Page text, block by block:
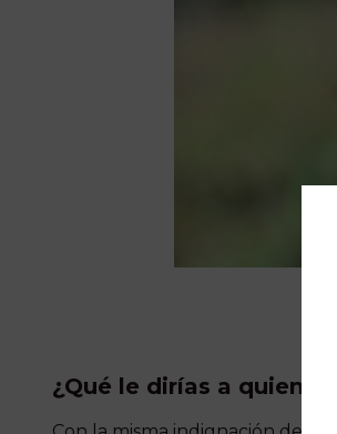
¿Qué le dirías a quien